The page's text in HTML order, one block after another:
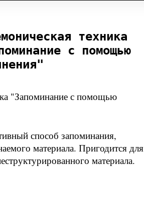
техника
с помощью
"Запоминание с помощью
способ запоминания,
материала. Пригодится для
материала.